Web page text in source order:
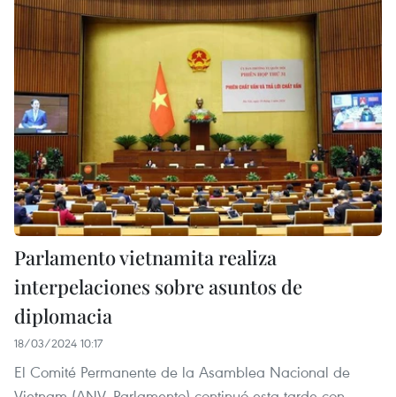
Parlamento vietnamita realiza
interpelaciones sobre asuntos de
diplomacia
18/03/2024 10:17
El Comité Permanente de la Asamblea Nacional de